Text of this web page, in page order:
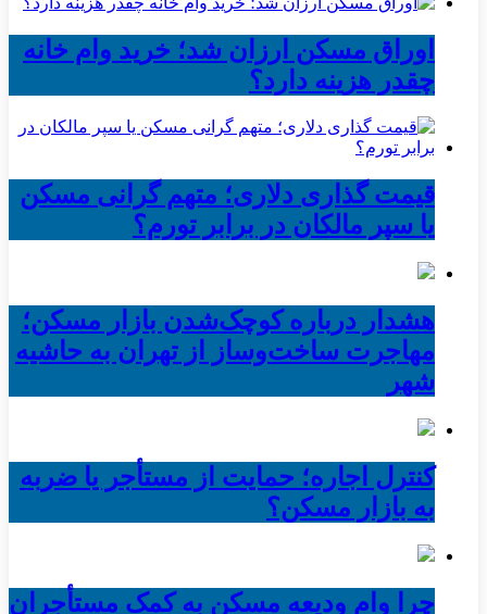
اوراق مسکن ارزان شد؛ خرید وام خانه
چقدر هزینه دارد؟
قیمت گذاری دلاری؛ متهم گرانی مسکن
یا سپر مالکان در برابر تورم؟
هشدار درباره کوچک‌شدن بازار مسکن؛
مهاجرت ساخت‌وساز از تهران به حاشیه‌
شهر
کنترل اجاره؛ حمایت از مستأجر یا ضربه
به بازار مسکن؟
چرا وام ودیعه مسکن به کمک مستأجران